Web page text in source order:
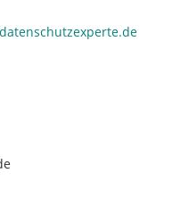
datenschutzexperte.de